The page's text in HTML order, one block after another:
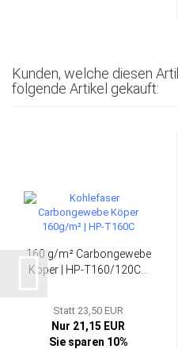
Kunden, welche diesen
folgende Artikel gekauft:
160 g/m² Carbongewebe
Köper | HP-T160/120C...
Statt 23,50 EUR
Nur 21,15 EUR
Sie sparen 10%